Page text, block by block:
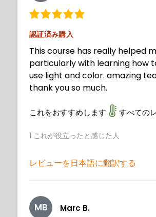
認証済み購入
This course has really helped
particularly with learning how
use light and color. amazing
thank you so much.
これをおすすめします すべての
1 これが役立ったと感じた人
レビューを日本語に翻訳する
MB Marc B.